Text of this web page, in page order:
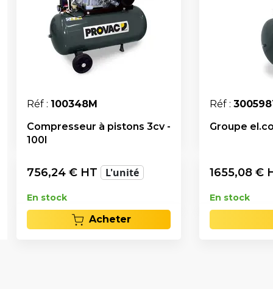
Réf : 100348M
Compresseur à pistons 3cv -
100l
756,24 € HT L'unité
En stock
Acheter
Réf :
Groupe
1655,08 €
En stock